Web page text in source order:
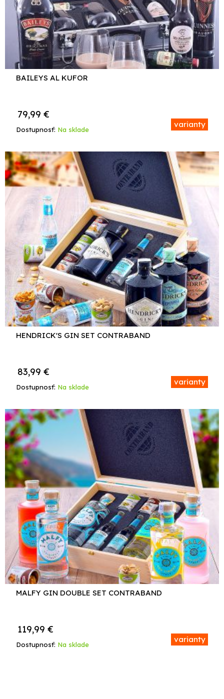
BAILEYS AL KUFOR
Dostupnosť: Na sklade
varianty
79,99 €
HENDRICK'S GIN SET CONTRABAND
Dostupnosť: Na sklade
varianty
83,99 €
MALFY GIN DOUBLE SET CONTRABAND
Dostupnosť: Na sklade
varianty
119,99 €